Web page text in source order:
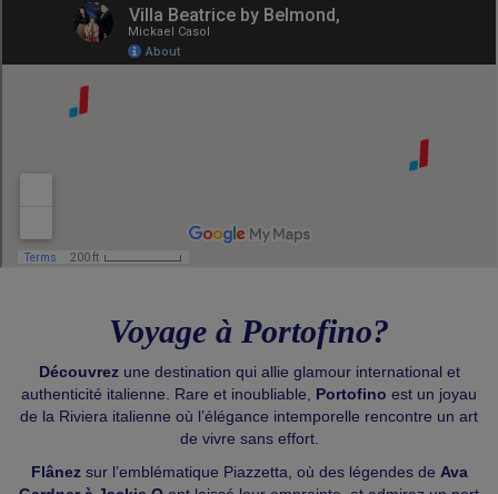
Voyage à Portofino?
Découvrezune destination qui allie glamour international et
authenticité italienne. Rare et inoubliable, Portofino est un joyau
de la Riviera italienne où l’élégance intemporelle rencontre un art
de vivre sans effort.
Flânezsur l’emblématique Piazzetta, où des légendes de Ava